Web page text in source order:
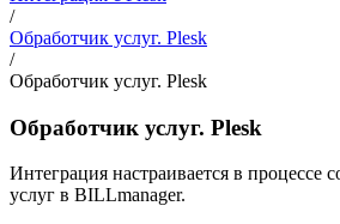
/
Обработчик услуг. Plesk
/
Обработчик услуг. Plesk
Обработчик услуг. Plesk
Интеграция настраивается в процессе
услуг в BILLmanager.